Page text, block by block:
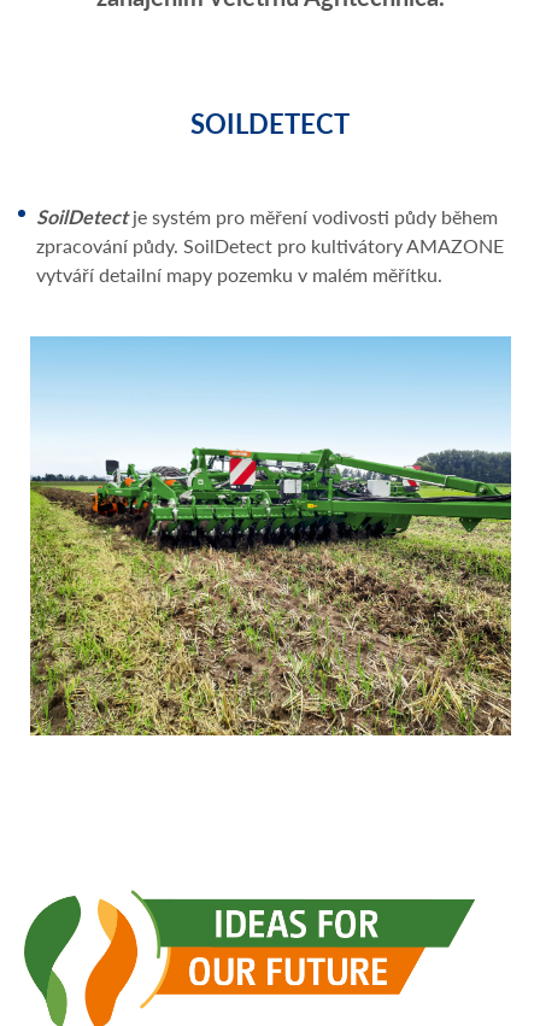
SOILDETECT
SoilDetectje systém pro měření vodivosti půdy během
zpracování půdy. SoilDetect pro kultivátory AMAZONE
vytváří detailní mapy pozemku v malém měřítku.